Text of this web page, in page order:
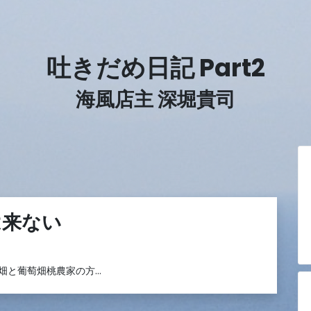
吐きだめ日記 Part2
海風店主 深堀貴司
ない
と葡萄畑桃農家の方…